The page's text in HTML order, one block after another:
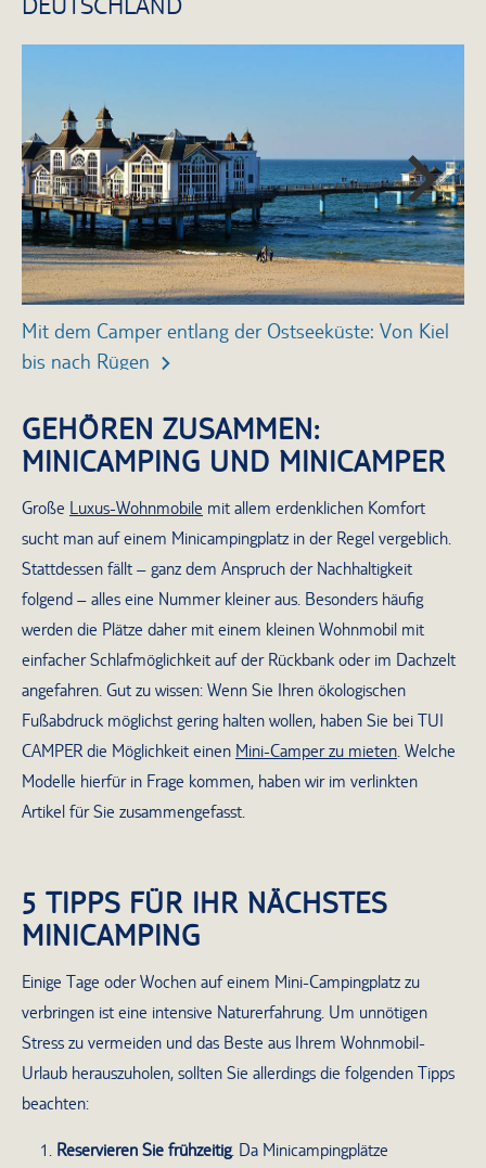
Mit dem Camper entlang der Ostseeküste: Von Kiel
bis nach Rügen
GEHÖREN ZUSAMMEN:
MINICAMPING UND MINICAMPER
Große Luxus-Wohnmobile mit allem erdenklichen Komfort
sucht man auf einem Minicampingplatz in der Regel vergeblich.
Stattdessen fällt – ganz dem Anspruch der Nachhaltigkeit
folgend – alles eine Nummer kleiner aus. Besonders häufig
werden die Plätze daher mit einem kleinen Wohnmobil mit
einfacher Schlafmöglichkeit auf der Rückbank oder im Dachzelt
angefahren. Gut zu wissen: Wenn Sie Ihren ökologischen
Fußabdruck möglichst gering halten wollen, haben Sie bei TUI
CAMPER die Möglichkeit einen Mini-Camper zu mieten. Welche
Modelle hierfür in Frage kommen, haben wir im verlinkten
Artikel für Sie zusammengefasst.
5 TIPPS FÜR IHR NÄCHSTES
MINICAMPING
Einige Tage oder Wochen auf einem Mini-Campingplatz zu
verbringen ist eine intensive Naturerfahrung. Um unnötigen
Stress zu vermeiden und das Beste aus Ihrem Wohnmobil-
Urlaub herauszuholen, sollten Sie allerdings die folgenden Tipps
beachten:
Reservieren Sie frühzeitig. Da Minicampingplätze